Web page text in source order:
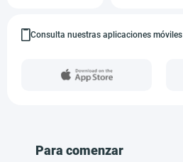
Consulta nuestras aplicaciones móviles
Para comenzar